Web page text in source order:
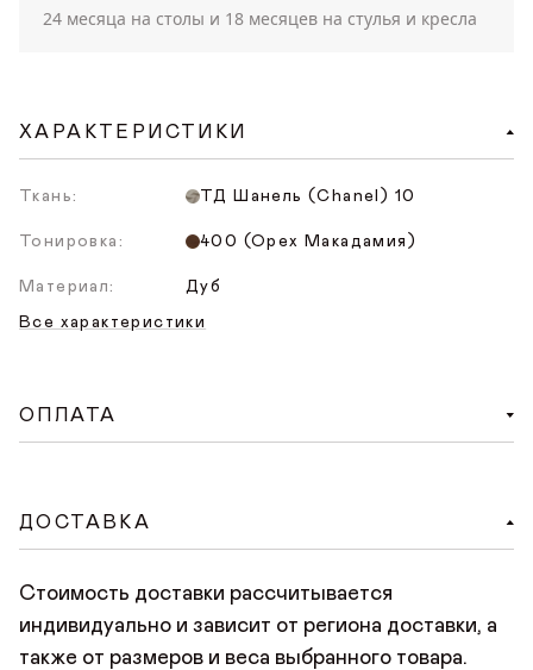
24 месяца на столы и 18 месяцев на стулья и кресла
ХАРАКТЕРИСТИКИ
Ткань: ТД Шанель (Chanel) 10
Тонировка: 400 (Орех Макадамия)
Материал: Дуб
Все характеристики
ОПЛАТА
сайте. При оформлении заказа на сайте нужно
нажать «Оплатить заказ», произойдет переход на
безопасную страницу оплаты, где нужно указать
картой Мир, Visa или Mastercard.
ДОСТАВКА
Стоимость доставки рассчитывается
индивидуально и зависит от региона доставки, а
также от размеров и веса выбранного товара.